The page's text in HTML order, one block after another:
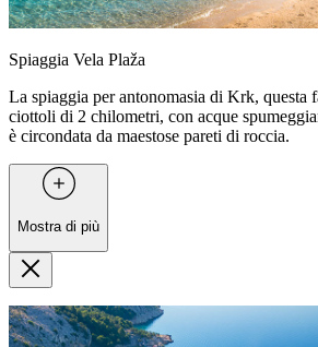
Spiaggia Vela Plaža
La spiaggia per antonomasia di Krk, questa
ciottoli di 2 chilometri, con acque
è circondata da maestose pareti di roccia.
Mostra di più